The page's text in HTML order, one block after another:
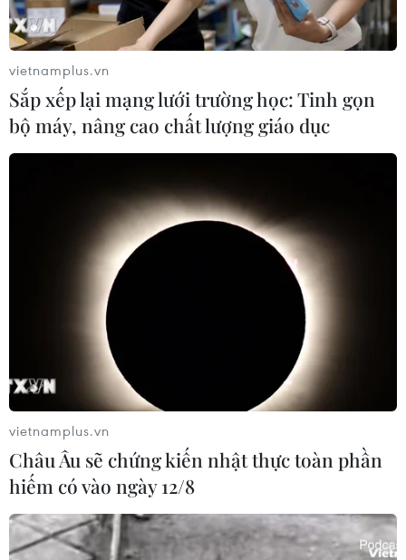
vietnamplus.vn
Sắp xếp lại mạng lưới trường học: Tinh gọn
bộ máy, nâng cao chất lượng giáo dục
vietnamplus.vn
Châu Âu sẽ chứng kiến nhật thực toàn phần
hiếm có vào ngày 12/8